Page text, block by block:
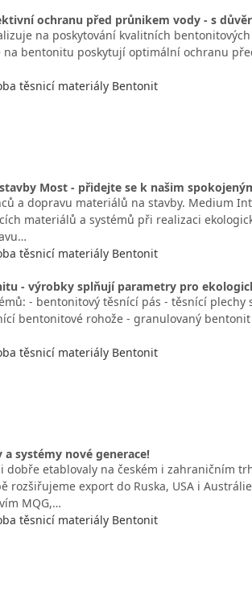
ochranu před průnikem vody - s
na poskytování kvalitních
bentonitu poskytují optimální ochranu
těsnicí materiály Bentonit
Most - přidejte se k našim
a dopravu materiálů na stavby. Medium
materiálů a systémů při realizaci
těsnicí materiály Bentonit
- výrobky splňují parametry pro
- bentonitový těsnící pás - těsnící
bentonitové rohože - granulovaný
těsnicí materiály Bentonit
systémy nové generace!
dobře etablovaly na českém i zahraničním
rozšiřujeme export do Ruska, USA i
MQG,…
těsnicí materiály Bentonit